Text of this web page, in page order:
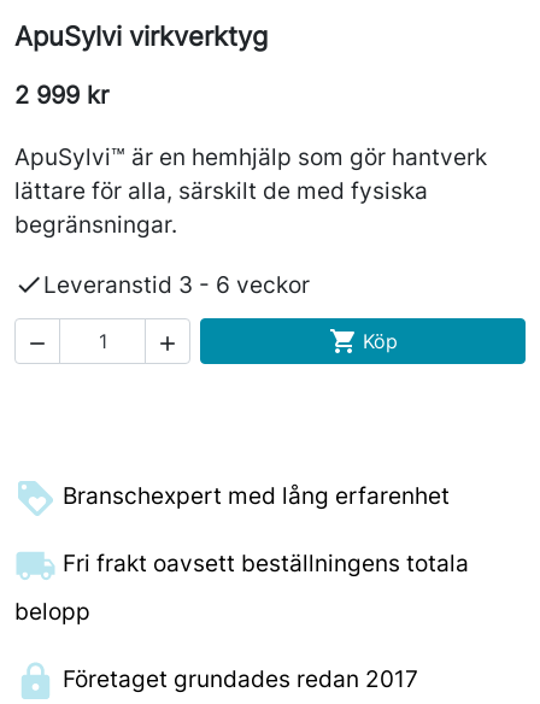
ApuSylvi virkverktyg
2 999 kr
ApuSylvi™ är en hemhjälp som gör hantverk
lättare för alla, särskilt de med fysiska
begränsningar.
Leveranstid 3 - 6 veckor
   Köp
Branschexpert med lång erfarenhet
Fri frakt oavsett beställningens totala
belopp
Företaget grundades redan 2017